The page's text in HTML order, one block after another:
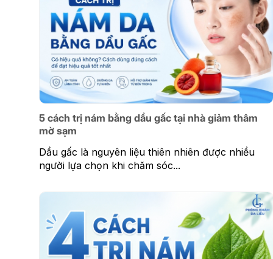
5 cách trị nám bằng dầu gấc tại nhà giảm thâm
mờ sạm
Dầu gấc là nguyên liệu thiên nhiên được nhiều
người lựa chọn khi chăm sóc...